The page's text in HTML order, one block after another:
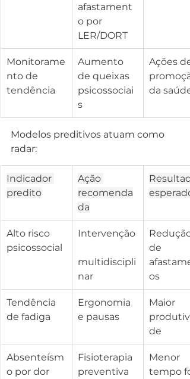
afastament
o por
LER/DORT
Monitorame
nto de
tendência
Aumento
de queixas
psicossociai
s
Ações de
da saúde
Modelos preditivos atuam como
radar:
Indicador
predito
Ação
recomenda
da
esperado
Alto risco
psicossocial
Intervenção
multidiscipli
nar
Redução
de
os
Tendência
de fadiga
Ergonomia
e pausas
Maior
de
Absenteísm
o por dor
Fisioterapia
preventiva
Menor
tempo